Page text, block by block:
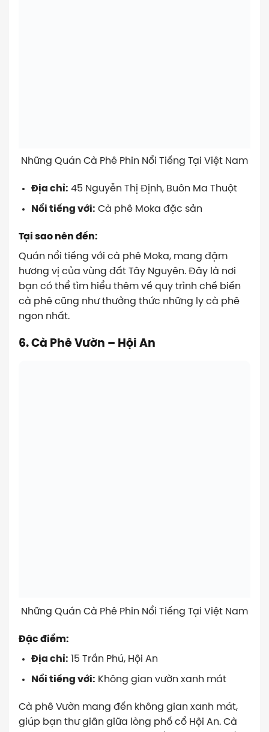
Những Quán Cà Phê Phin Nổi Tiếng Tại Việt Nam
Địa chỉ: 45 Nguyễn Thị Định, Buôn Ma Thuột
Nổi tiếng với: Cà phê Moka đặc sản
Tại sao nên đến:
Quán nổi tiếng với cà phê Moka, mang đậm
hương vị của vùng đất Tây Nguyên. Đây là nơi
bạn có thể tìm hiểu thêm về quy trình chế biến
cà phê cũng như thưởng thức những ly cà phê
ngon nhất.
6. Cà Phê Vườn – Hội An
Những Quán Cà Phê Phin Nổi Tiếng Tại Việt Nam
Đặc điểm:
Địa chỉ: 15 Trần Phú, Hội An
Nổi tiếng với: Không gian vườn xanh mát
Cà phê Vườn mang đến không gian xanh mát,
giúp bạn thư giãn giữa lòng phố cổ Hội An. Cà